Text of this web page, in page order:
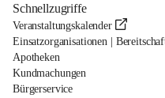
Schnellzugriffe
Veranstaltungskalender
Einsatzorganisationen |
Apotheken
Kundmachungen
Bürgerservice